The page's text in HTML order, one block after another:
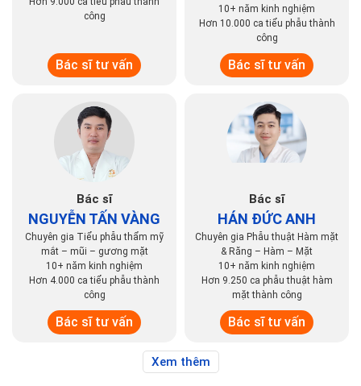
PHÍ HIỀN HỮU
mắt – mũi – gương mặt
15+ năm kinh nghiệm
Bác sĩ tư vấn
NGUYỄN XUÂN
TRƯỜNG
Chuyên gia Tiểu phẫu thẩm mỹ
mắt – mũi – gương mặt
Hơn 10.000 ca tiểu phẫu thành
công
Bác sĩ tư vấn
Bác sĩ
NGUYỄN TẤN VÀNG
Chuyên gia Tiểu phẫu thẩm mỹ
mắt – mũi – gương mặt
Hơn 4.000 ca tiểu phẫu thành
Bác sĩ
HÁN ĐỨC ANH
Chuyên gia Phẫu thuật Hàm mặt
& Răng – Hàm – Mặt
Hơn 9.250 ca phẫu thuật hàm